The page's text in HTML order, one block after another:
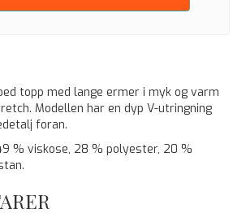
topp med lange ermer i myk og varm
Modellen har en dyp V-utringning
foran.
% viskose, 28 % polyester, 20 %